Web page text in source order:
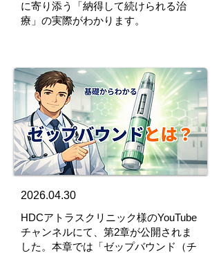
に寄り添う「納得して続けられる治
療」の実際がわかります。
2026.04.30
HDCアトラスクリニック様のYouTube
チャンネルにて、第2章が公開されま
した。本章では「ゼップバウンド（チ